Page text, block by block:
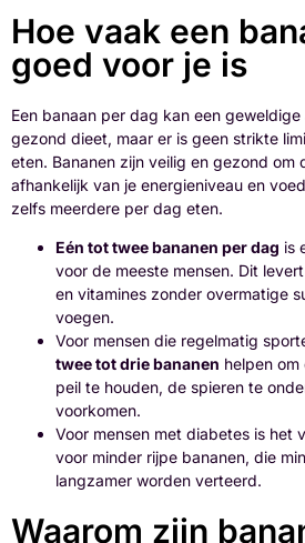
Hoe vaak een
goed voor je is
Een banaan per dag kan een
gezond dieet, maar er is geen strikte
eten. Bananen zijn veilig en gezond om
afhankelijk van je energieniveau en
zelfs meerdere per dag eten.
Eén tot twee bananen per dag is
voor de meeste mensen. Dit
en vitamines zonder overmatige
voegen.
Voor mensen die regelmatig
twee tot drie bananen helpen
peil te houden, de spieren te
voorkomen.
Voor mensen met diabetes is het
voor minder rijpe bananen, die
langzamer worden verteerd.
Waarom zijn